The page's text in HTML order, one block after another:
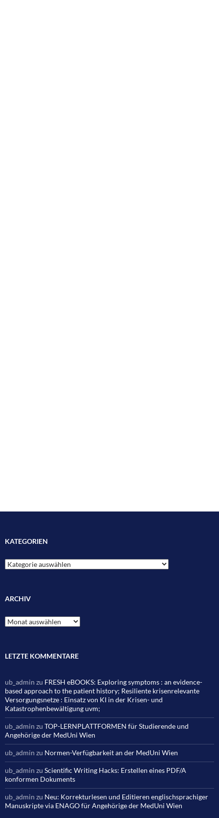
KATEGORIEN
Kategorien
ARCHIV
Archiv
LETZTE KOMMENTARE
ub_admin zu FRESH eBOOKS: Exploring symptoms : an evidence-
based approach to the patient history; Resiliente krisenrelevante
Versorgungsnetze : Einsatz von KI in der Krisen- und
Katastrophenbewältigung uvm;
ub_admin zu TOP-LERNPLATTFORMEN für Studierende und
Angehörige der MedUni Wien
ub_admin zu Normen-Verfügbarkeit an der MedUni Wien
ub_admin zu Scientific Writing Hacks: Erstellen eines PDF/A
konformen Dokuments
ub_admin zu Neu: Korrekturlesen und Editieren englischsprachiger
Manuskripte via ENAGO für Angehörige der MedUni Wien